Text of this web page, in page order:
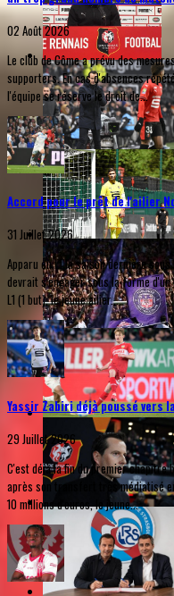
02 Août 2026
Le club de Côme a prévu des
supporters. En cas d'absences
l'équipe se réserve le droit de...
Accord pour le prêt de l'ailier
31 Juillet 2026
Apparu en L1 la saison dernière
devrait s'engager sous la forme
L1 (1 but), le jeune ailier...
Yassir Zabiri déjà poussé vers
29 Juillet 2026
C'est déjà la fin du premier chapitre
après son transfert très médiatisé
10 millions d'euros, le jeune...